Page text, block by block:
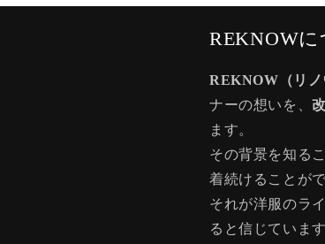
REKNOWに
REKNOW（リノ
ナーの想いを、
ます。
その背景を知る
着続けることが
それが洋服のラ
ると信じています